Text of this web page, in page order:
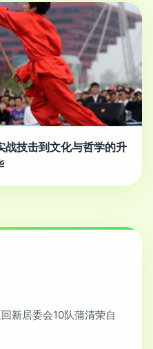
战技击到文化与哲学的升
新居委会10队蒲清荣自